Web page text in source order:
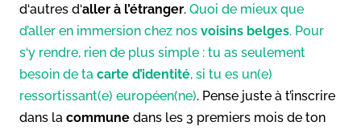
d‘autres d‘aller à l’étranger. Quoi de mieux que
d’aller en immersion chez nos voisins belges. Pour
s‘y rendre, rien de plus simple : tu as seulement
besoin de ta carte d’identité, si tu es un(e)
ressortissant(e) européen(ne). Pense juste à t’inscrire
dans la commune dans les 3 premiers mois de ton